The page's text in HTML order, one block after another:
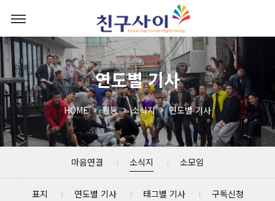
연도별 기사
HOME 활동 소식지 연도별 기사
마음연결 소식지 소모임
표지 연도별 기사 태그별 기사 구독신청